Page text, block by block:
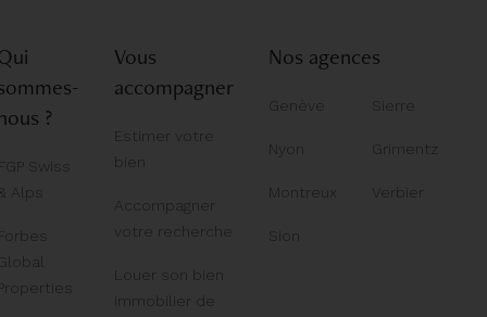
?
Swiss
& Alps
Global
Vous
accompagner
Estimer votre
bien
Accompagner
votre recherche
Louer son bien
immobilier de
Nos agences
Genève
Nyon
Montreux
Sion
Sierre
Grimentz
Verbier